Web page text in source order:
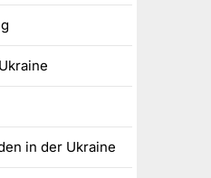
in der Ukraine